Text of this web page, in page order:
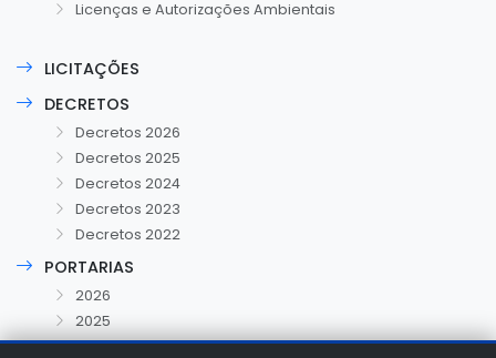
Licenças e Autorizações Ambientais
LICITAÇÕES
DECRETOS
Decretos 2026
Decretos 2025
Decretos 2024
Decretos 2023
Decretos 2022
PORTARIAS
2026
2025